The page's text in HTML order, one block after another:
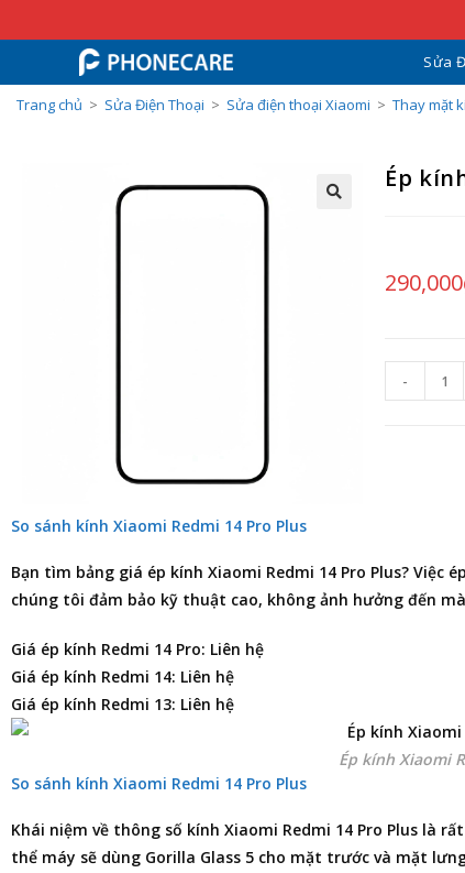
Sửa
Trang chủ > Sửa Điện Thoại > Sửa điện thoại Xiaomi > Thay mặt
Ép
290,000
-
So sánh kính Xiaomi Redmi 14 Pro Plus
Bạn tìm bảng giá ép kính Xiaomi Redmi 14 Pro Plus? Việc
chúng tôi đảm bảo kỹ thuật cao, không ảnh hưởng đến
Giá ép kính Redmi 14 Pro: Liên hệ
Giá ép kính Redmi 14: Liên hệ
Giá ép kính Redmi 13: Liên hệ
Ép kính Xiaomi
So sánh kính Xiaomi Redmi 14 Pro Plus
Khái niệm về thông số kính Xiaomi Redmi 14 Pro Plus là
thể máy sẽ dùng Gorilla Glass 5 cho mặt trước và mặt